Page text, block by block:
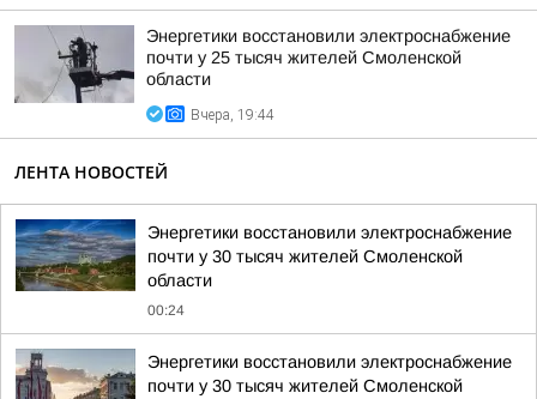
Энергетики восстановили электроснабжение
почти у 25 тысяч жителей Смоленской
области
Вчера, 19:44
ЛЕНТА НОВОСТЕЙ
Энергетики восстановили электроснабжение
почти у 30 тысяч жителей Смоленской
области
00:24
Энергетики восстановили электроснабжение
почти у 30 тысяч жителей Смоленской